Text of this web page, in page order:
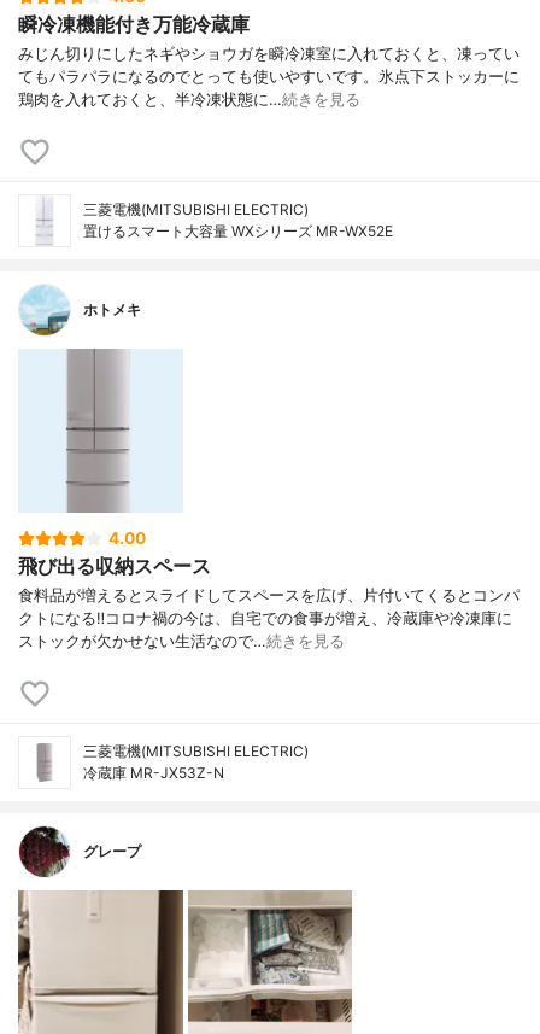
瞬冷凍機能付き万能冷蔵庫
みじん切りにしたネギやショウガを瞬冷凍室に入れておくと、凍ってい
てもパラパラになるのでとっても使いやすいです。氷点下ストッカーに
鶏肉を入れておくと、半冷凍状態に…続きを見る
三菱電機(MITSUBISHI ELECTRIC)
置けるスマート大容量 WXシリーズ MR-WX52E
ホトメキ
4.00
飛び出る収納スペース
食料品が増えるとスライドしてスペースを広げ、片付いてくるとコンパ
クトになる‼︎コロナ禍の今は、自宅での食事が増え、冷蔵庫や冷凍庫に
ストックが欠かせない生活なので…続きを見る
三菱電機(MITSUBISHI ELECTRIC)
冷蔵庫 MR-JX53Z-N
グレープ